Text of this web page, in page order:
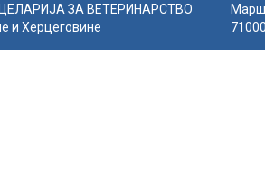
ЗА ВЕТЕРИНАРСТВО
и Херцеговине